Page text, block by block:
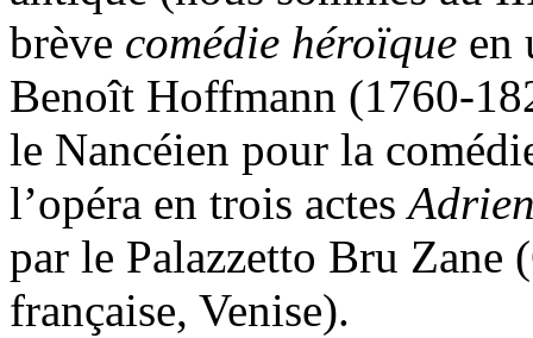
brève comédie héroïque en
Benoît Hoffmann (1760-
le Nancéien pour la
l’opéra en trois actes
par le Palazzetto Bru Zane
française, Venise).